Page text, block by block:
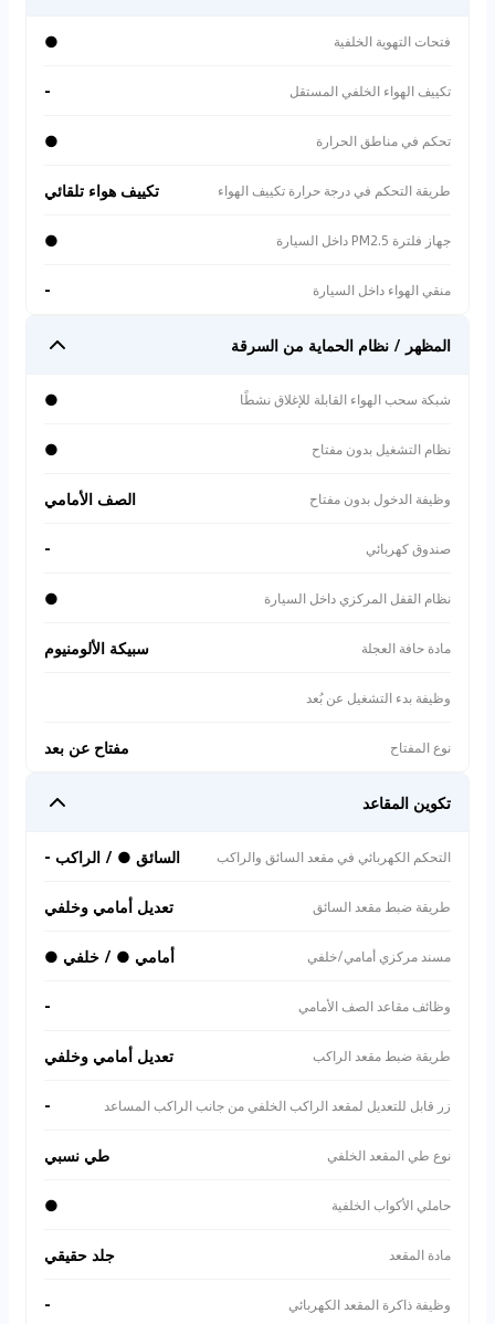
فتحات التهوية الخلفية ●
تكييف الهواء الخلفي المستقل -
تحكم في مناطق الحرارة ●
طريقة التحكم في درجة حرارة تكييف الهواء تكييف هواء تلقائي
جهاز فلترة PM2.5 داخل السيارة ●
منقي الهواء داخل السيارة -
المظهر / نظام الحماية من السرقة
شبكة سحب الهواء القابلة للإغلاق نشطًا ●
نظام التشغيل بدون مفتاح ●
وظيفة الدخول بدون مفتاح الصف الأمامي
صندوق كهربائي -
نظام القفل المركزي داخل السيارة ●
مادة حافة العجلة سبيكة الألومنيوم
وظيفة بدء التشغيل عن بُعد
نوع المفتاح مفتاح عن بعد
تكوين المقاعد
التحكم الكهربائي في مقعد السائق والراكب السائق ● / الراكب -
طريقة ضبط مقعد السائق تعديل أمامي وخلفي
مسند مركزي أمامي/خلفي أمامي ● / خلفي ●
وظائف مقاعد الصف الأمامي -
طريقة ضبط مقعد الراكب تعديل أمامي وخلفي
زر قابل للتعديل لمقعد الراكب الخلفي من جانب الراكب المساعد -
نوع طي المقعد الخلفي طي نسبي
حاملي الأكواب الخلفية ●
مادة المقعد جلد حقيقي
وظيفة ذاكرة المقعد الكهربائي -